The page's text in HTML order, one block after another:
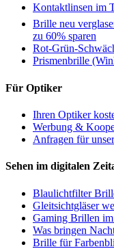
Kontaktlinsen im
Brille neu
zu 60% sparen
Rot-Grün-
Prismenbrille
Für Optiker
Ihren Optiker
Werbung &
Anfragen für
Sehen im digitalen
Blaulichtfilter
Gleitsichtgläser
Gaming Brillen im
Was bringen
Brille für